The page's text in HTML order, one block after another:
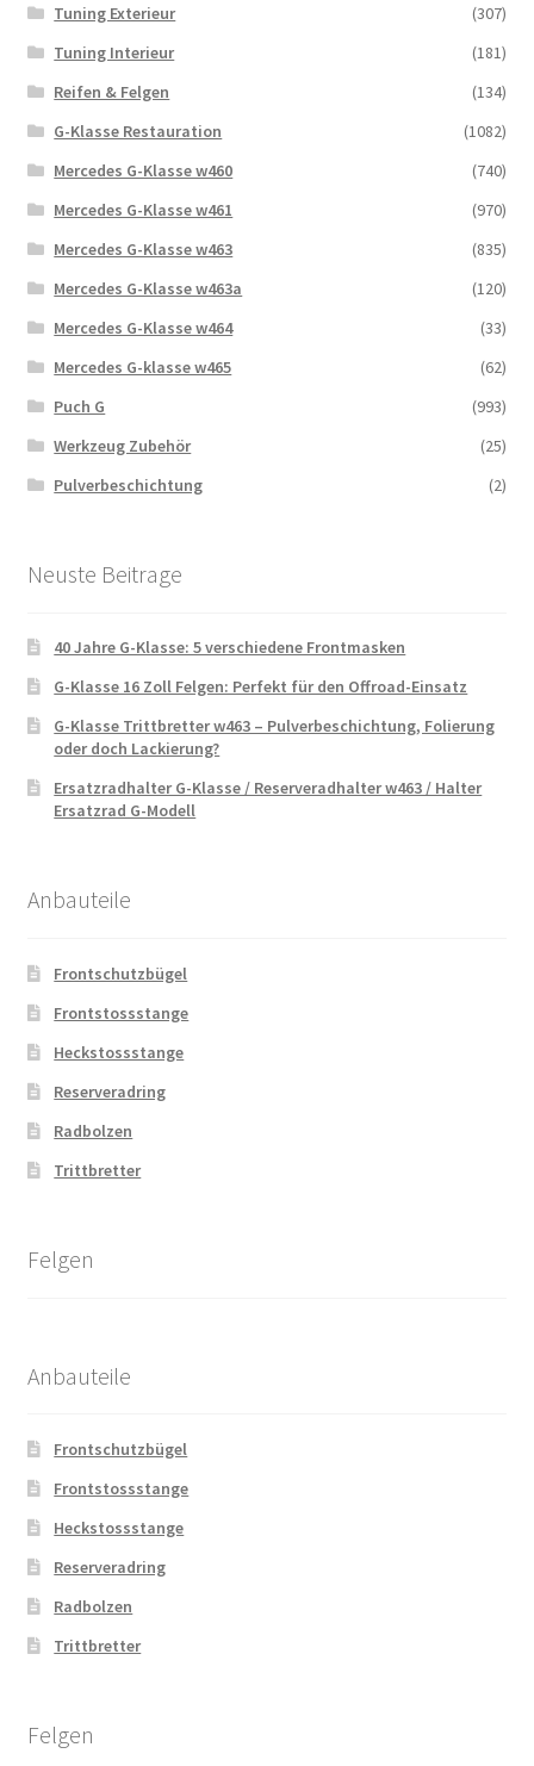
Tuning Exterieur
(307)
Tuning Interieur
(181)
Reifen & Felgen
(134)
G-Klasse Restauration
(1082)
Mercedes G-Klasse w460
(740)
Mercedes G-Klasse w461
(970)
Mercedes G-Klasse w463
(835)
Mercedes G-Klasse w463a
(120)
Mercedes G-Klasse w464
(33)
Mercedes G-klasse w465
(62)
Puch G
(993)
Werkzeug Zubehör
(25)
Pulverbeschichtung
(2)
Neuste Beitrage
40 Jahre G-Klasse: 5 verschiedene Frontmasken
G-Klasse 16 Zoll Felgen: Perfekt für den Offroad-Einsatz
G-Klasse Trittbretter w463 – Pulverbeschichtung, Folierung
oder doch Lackierung?
Ersatzradhalter G-Klasse / Reserveradhalter w463 / Halter
Ersatzrad G-Modell
Anbauteile
Frontschutzbügel
Frontstossstange
Heckstossstange
Reserveradring
Radbolzen
Trittbretter
Felgen
Anbauteile
Frontschutzbügel
Frontstossstange
Heckstossstange
Reserveradring
Radbolzen
Trittbretter
Felgen